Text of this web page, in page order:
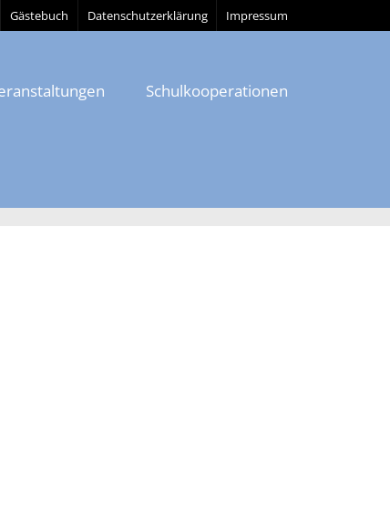
Gästebuch Datenschutzerklärung Impressum
Schulkooperationen